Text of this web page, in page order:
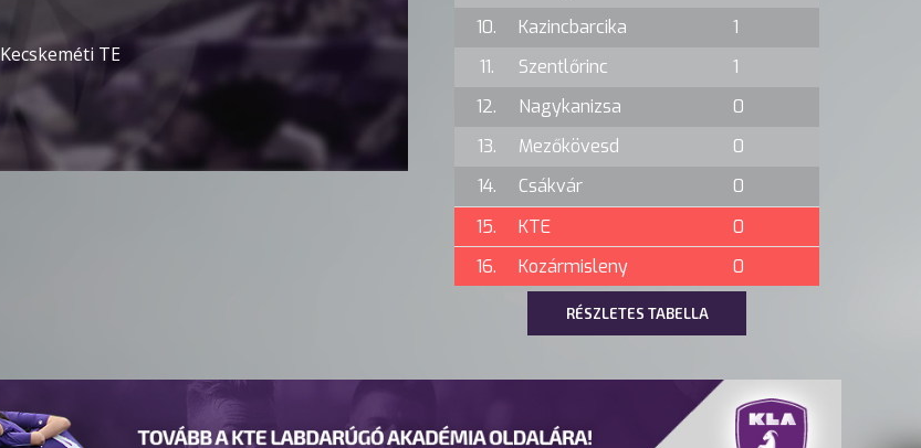
Kecskeméti TE
10.
Kazincbarcika
1
11.
Szentlőrinc
1
12.
Nagykanizsa
0
13.
Mezőkövesd
0
14.
Csákvár
0
15.
KTE
0
16.
Kozármisleny 0
RÉSZLETES TABELLA